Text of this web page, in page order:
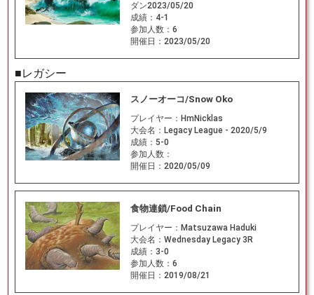
ダン2023/05/20
成績： 4-1
参加人数： 6
開催日： 2023/05/20
■レガシー
スノーオーコ/Snow Oko
プレイヤー： HmNicklas
大会名： Legacy League - 2020/5/9
成績： 5-0
参加人数：
開催日： 2020/05/09
食物連鎖/Food Chain
プレイヤー： Matsuzawa Haduki
大会名： Wednesday Legacy 3R
成績： 3-0
参加人数： 6
開催日： 2019/08/21